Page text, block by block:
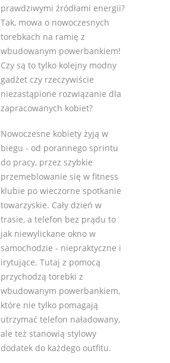
prawdziwymi źródłami energii?
Tak, mowa o nowoczesnych
torebkach na ramię z
wbudowanym powerbankiem!
Czy są to tylko kolejny modny
gadżet czy rzeczywiście
niezastąpione rozwiązanie dla
zapracowanych kobiet?
Nowoczesne kobiety żyją w
biegu - od porannego sprintu
do pracy, przez szybkie
przemeblowanie się w fitness
klubie po wieczorne spotkanie
towarzyskie. Cały dzień w
trasie, a telefon bez prądu to
jak niewylickane okno w
samochodzie - niepraktyczne i
irytujące. Tutaj z pomocą
przychodzą torebki z
wbudowanym powerbankiem,
które nie tylko pomagają
utrzymać telefon naładowany,
ale też stanowią stylowy
dodatek do każdego outfitu.